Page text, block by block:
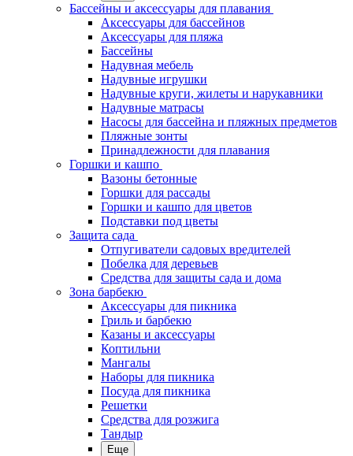
Бассейны и аксессуары для плавания
Аксессуары для бассейнов
Аксессуары для пляжа
Бассейны
Надувная мебель
Надувные игрушки
Надувные круги, жилеты и нарукавники
Надувные матрасы
Насосы для бассейна и пляжных предметов
Пляжные зонты
Принадлежности для плавания
Горшки и кашпо
Вазоны бетонные
Горшки для рассады
Горшки и кашпо для цветов
Подставки под цветы
Защита сада
Отпугиватели садовых вредителей
Побелка для деревьев
Средства для защиты сада и дома
Зона барбекю
Аксессуары для пикника
Гриль и барбекю
Казаны и аксессуары
Коптильни
Мангалы
Наборы для пикника
Посуда для пикника
Решетки
Средства для розжига
Тандыр
Еще